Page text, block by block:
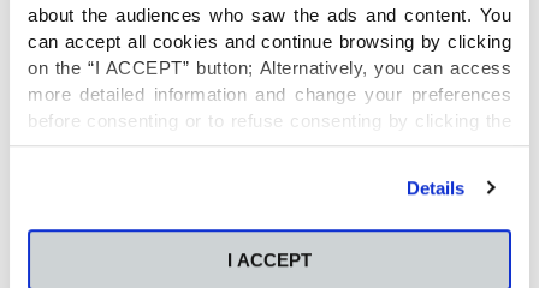
about the audiences who saw the ads and content. You
can accept all cookies and continue browsing by clicking
on the “I ACCEPT” button; Alternatively, you can access
more detailed information and change your preferences
before consenting or to refuse consenting by clicking the
"Personalize" button. For more information you can visit
Details
I ACCEPT